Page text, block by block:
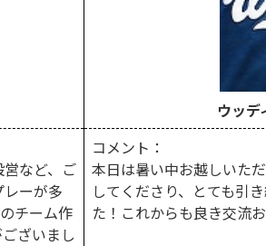
ウッデ
など、ご
ーが多
チーム作
ざいまし
コメント：
本日は暑い中お越しいた
してくださり、とても引
た！これからも良き交流